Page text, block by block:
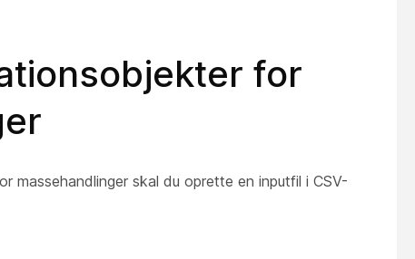
for
massehandlinger skal du oprette en inputfil i CSV-